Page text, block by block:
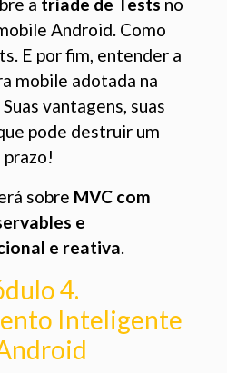
Android. Como
E por fim, entender a
mobile adotada na
vantagens, suas
pode destruir um
sobre MVC com
e
e reativa.
4.
Inteligente